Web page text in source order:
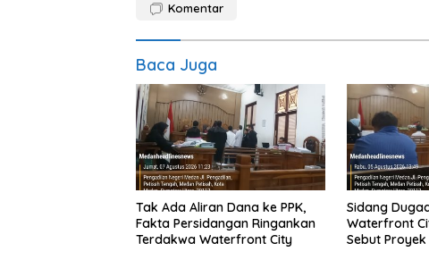
Komentar
Baca Juga
Tak Ada Aliran Dana ke PPK,
Fakta Persidangan Ringankan
Terdakwa Waterfront City
Sidang
Waterfront
Sebut Proyek